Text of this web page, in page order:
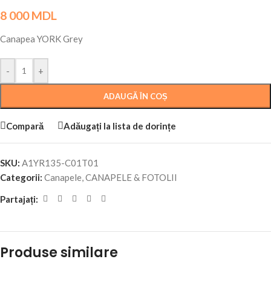
8 000MDL
Canapea YORK Grey
- +
ADAUGĂ ÎN COȘ
Compară Adăugați la lista de dorințe
SKU: A1YR135-C01T01
Categorii: Canapele,CANAPELE & FOTOLII
Partajați:
Produse similare